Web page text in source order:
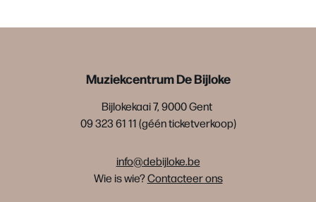
Muziekcentrum De Bijloke
Bijlokekaai 7, 9000 Gent
09 323 61 11 (géén ticketverkoop)
info@debijloke.be
Wie is wie?Contacteer ons